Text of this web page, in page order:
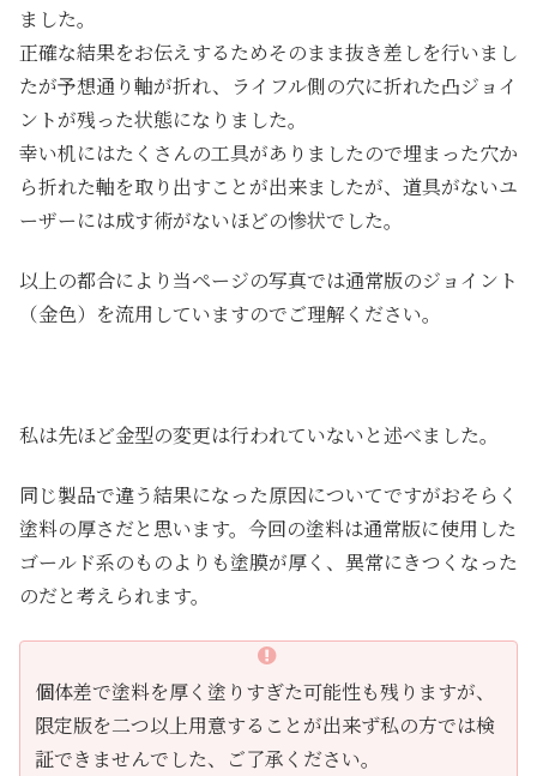
ました。
正確な結果をお伝えするためそのまま抜き差しを行いまし
たが予想通り軸が折れ、ライフル側の穴に折れた凸ジョイ
ントが残った状態になりました。
幸い机にはたくさんの工具がありましたので埋まった穴か
ら折れた軸を取り出すことが出来ましたが、道具がないユ
ーザーには成す術がないほどの惨状でした。
以上の都合により当ページの写真では通常版のジョイント
（金色）を流用していますのでご理解ください。
私は先ほど金型の変更は行われていないと述べました。
同じ製品で違う結果になった原因についてですがおそらく
塗料の厚さだと思います。今回の塗料は通常版に使用した
ゴールド系のものよりも塗膜が厚く、異常にきつくなった
のだと考えられます。
個体差で塗料を厚く塗りすぎた可能性も残りますが、
限定版を二つ以上用意することが出来ず私の方では検
証できませんでした、ご了承ください。